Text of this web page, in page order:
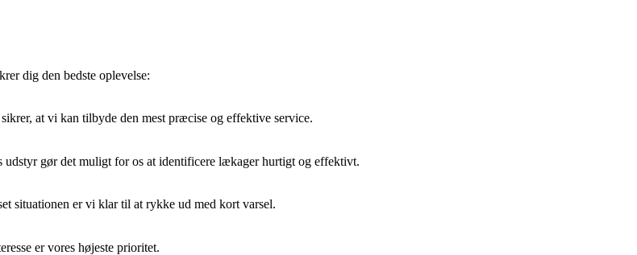
dig den bedste oplevelse:
at vi kan tilbyde den mest præcise og effektive service.
gør det muligt for os at identificere lækager hurtigt og effektivt.
situationen er vi klar til at rykke ud med kort varsel.
er vores højeste prioritet.